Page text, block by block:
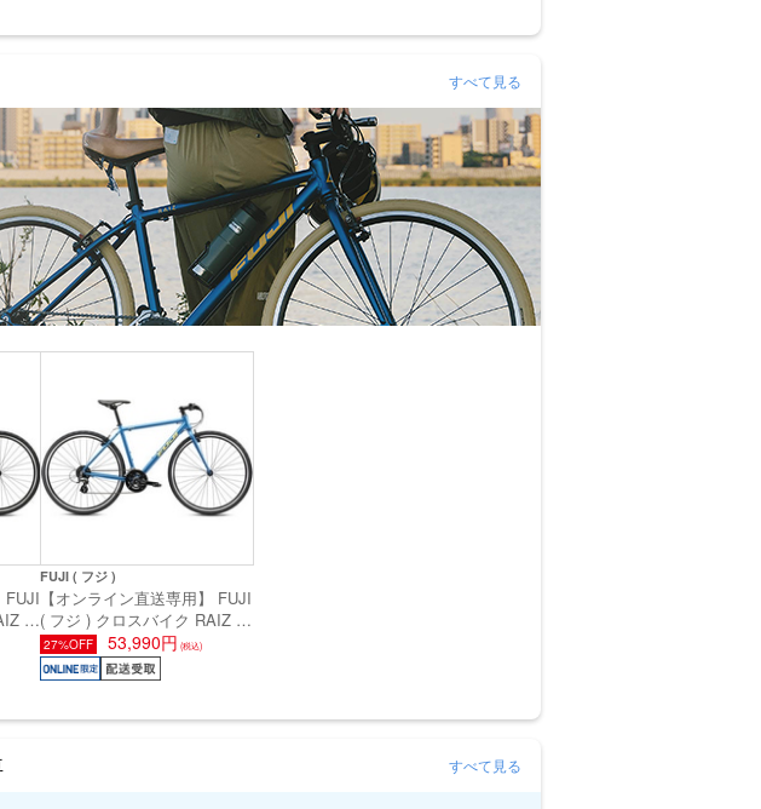
すべて見る
FUJI
(
長
FUJI ( フジ )
【オンライン直送専用】 FUJI
( フジ ) クロスバイク RAIZ (
ライズ ) ペールネイビー 21
(身長目安180cm前後)
27%OFF 53,990円 (税込)
すべて見る